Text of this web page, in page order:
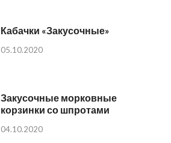
Кабачки «Закусочные»
05.10.2020
Закусочные морковные
корзинки со шпротами
04.10.2020